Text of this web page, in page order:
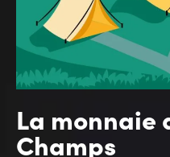
La monnaie
Champs